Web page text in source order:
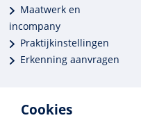
Cookies
Maatwerk en
incompany
Praktijkinstellingen
Erkenning aanvragen